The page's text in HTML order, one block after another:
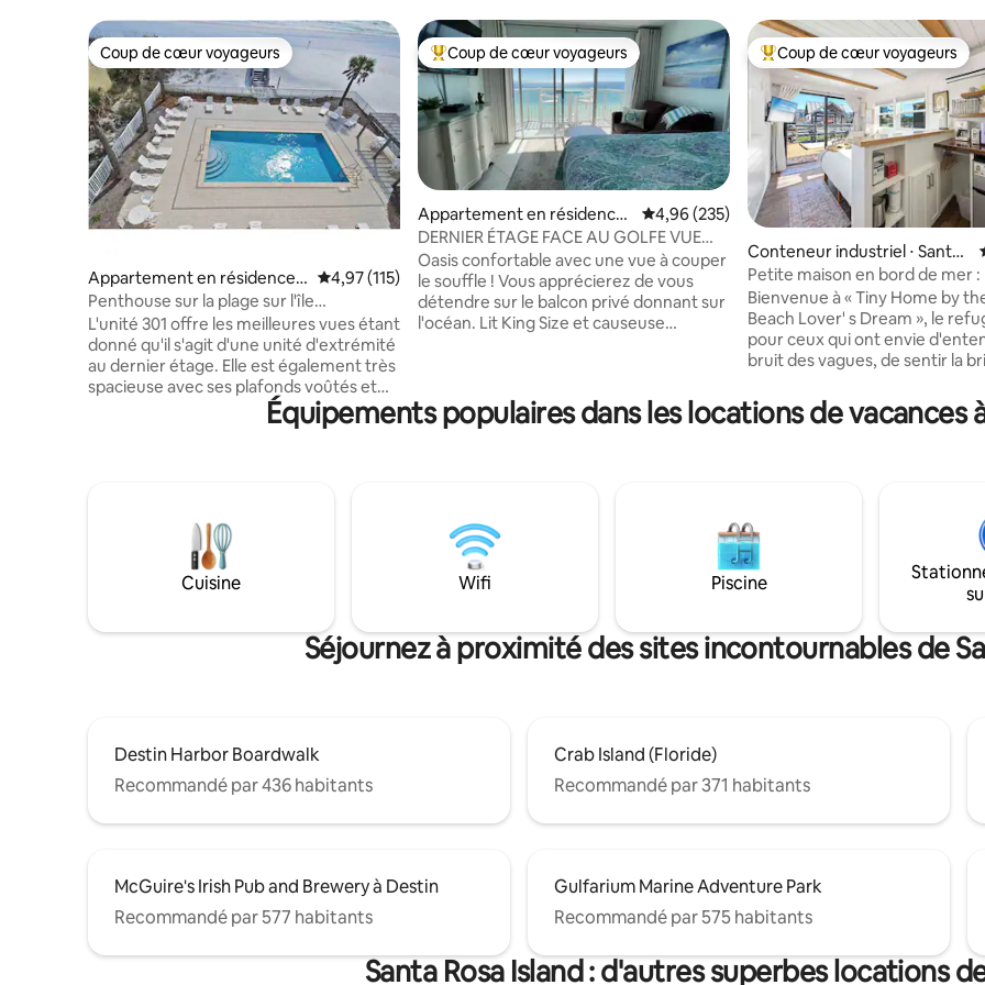
Coup de cœur voyageurs
Coup de cœur voyageurs
Appartement en résidence ⋅
Santa Rosa Island
Évaluation moyenne sur la base de 115 commentaires : 4,97 sur 5
4,97 (115)
Penthouse sur la plage sur l'île
d'Okaloosa à FWB, FL
L'unité 301 offre les meilleures vues étant
donné qu'il s'agit d'une unité d'extrémité
au dernier étage. Elle est également très
spacieuse avec ses plafonds voûtés et
de décider de l'offrir en location.
Fraîchement peint et mis à jour avec de
nouveaux tapis, sols, meubles et
appareils électroménagers. Le logement
de merveilleuses vacances.
Coups de cœur voyageurs les plus appréciés
Coup de cœur voyageurs
Appartement en résidence
⋅ Fort Walton Beach
Évaluation moyenne sur la base de 235
4,96 (235)
DERNIER ÉTAGE FACE AU GOLFE VUE
imprenable directement sur la plage
Oasis confortable avec une vue à couper
le souffle ! Vous apprécierez de vous
détendre sur le balcon privé donnant sur
l'océan. Lit King Size et causeuse
travail en granit. Le réfrigérateur de
grande taille est un avantage spécial
que tout est de premier ordre avec des
améliorations professionnelles. Les
vagues déferlent, les soucis s'envolent.
Coups de cœur voyageurs les
Coup de cœur voyageurs
Conteneur industriel ⋅ Santa
Rosa Island
Petite maison en bord de mer :
des amoureux de la plage
Bienvenue à « Tiny Home by
Beach Lover' s Dream », le
pour ceux qui ont envie
bruit des vagues, de sentir la
simplicité de la vie au bord de
Située à quelques pas de la
quotidien et à renouer avec la
Entrez dans cette maison-
6 mètres soigneusement
confort moderne rencontre
Équipements populaires dans les locations de vacances
Cuisine Wifi Piscine
Séjournez à proximité des sites incontournables de
Destin Harbor Boardwalk
Recommandé par 436 habitants
Crab Island (Floride)
Recommandé par 371 habitants
McGuire's Irish Pub and Brewery à Destin
Recommandé par 577 habitants
Gulfarium Marine Adventure Park
Recommandé par 575 habitants
Santa Rosa Island : d'autres superbes locations